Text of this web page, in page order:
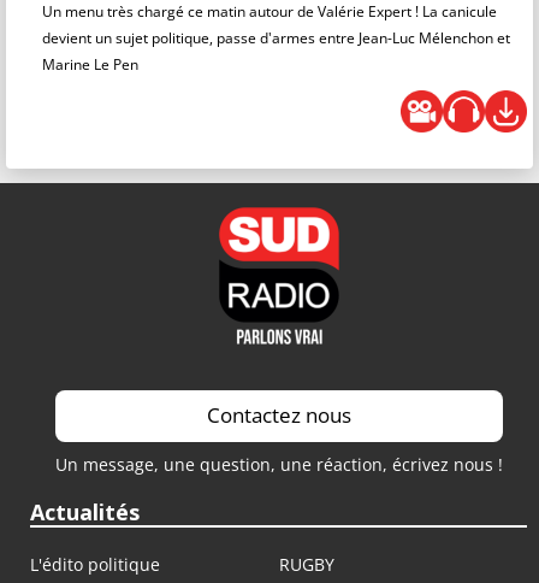
Un menu très chargé ce matin autour de Valérie Expert ! La canicule
devient un sujet politique, passe d'armes entre Jean-Luc Mélenchon et
Marine Le Pen
Contactez nous
Un message, une question, une réaction, écrivez nous !
Actualités
L'édito politique
RUGBY